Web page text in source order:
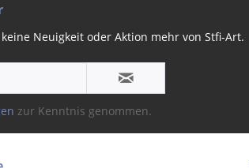
Neuigkeit oder Aktion mehr von Stfi-Art.
zur Kenntnis genommen.